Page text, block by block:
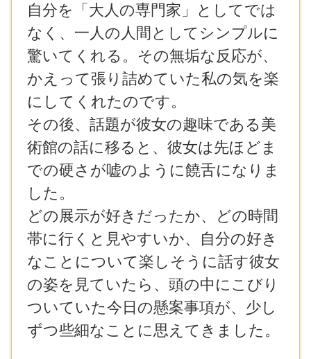
自分を「大人の専門家」としてでは
なく、一人の人間としてシンプルに
驚いてくれる。その無垢な反応が、
かえって張り詰めていた私の気を楽
にしてくれたのです。
その後、話題が彼女の趣味である美
術館の話に移ると、彼女は先ほどま
での硬さが嘘のように饒舌になりま
した。
どの展示が好きだったか、どの時間
帯に行くと見やすいか、自分の好き
なことについて楽しそうに話す彼女
の姿を見ていたら、頭の中にこびり
ついていた今日の懸案事項が、少し
ずつ些細なことに思えてきました。